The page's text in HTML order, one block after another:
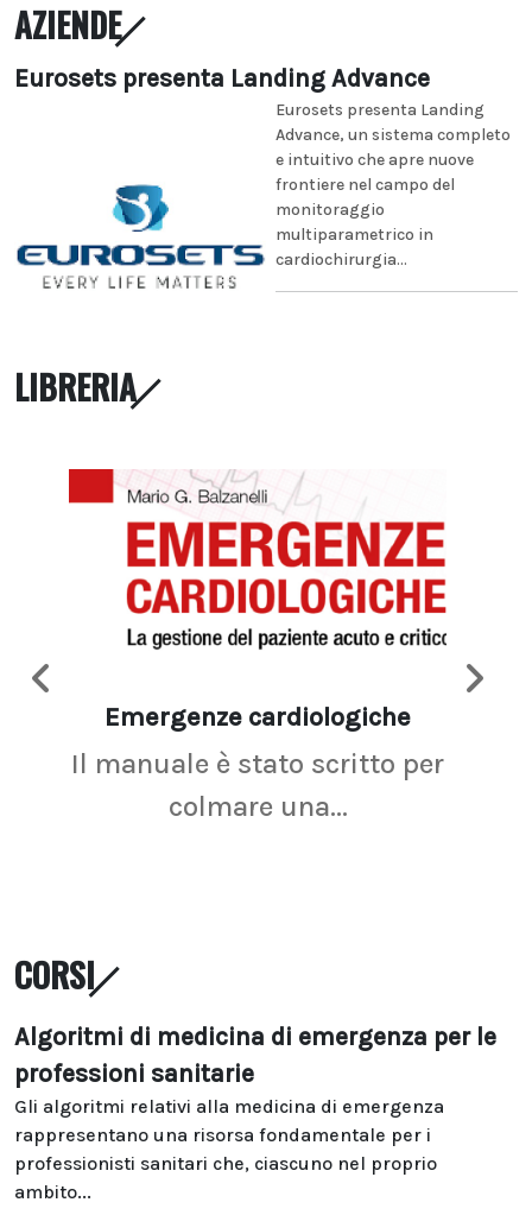
AZIENDE
Eurosets presenta Landing Advance
Eurosets presenta Landing
Advance, un sistema completo
e intuitivo che apre nuove
frontiere nel campo del
monitoraggio
multiparametrico in
cardiochirurgia...
LIBRERIA
Emergenze cardiologiche
Il manuale è stato scritto per
colmare una...
CORSI
Algoritmi di medicina di emergenza per le
professioni sanitarie
Gli algoritmi relativi alla medicina di emergenza
rappresentano una risorsa fondamentale per i
professionisti sanitari che, ciascuno nel proprio
ambito...